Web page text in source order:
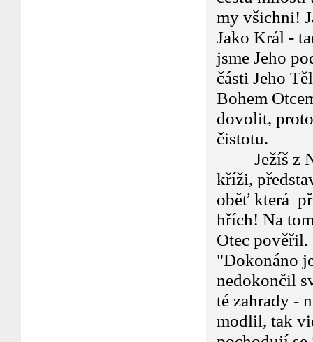
my všichni!
Jako Král -
jsme Jeho
části Jeho
Bohem
dovolit,
čistotu.
Ježíš z
kříži,
oběť která
hřích! Na
Otec
"Dokonáno
nedokončil
té zahrady -
modlil, tak